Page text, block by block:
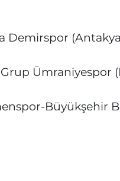
Demirspor
Ümraniyespor
Büyükşehir